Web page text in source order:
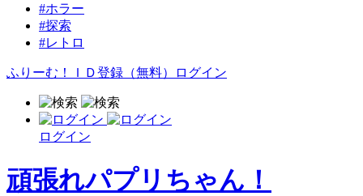
#ホラー
#探索
#レトロ
ふりーむ！ＩＤ登録（無料） ログイン
ログイン
頑張れパプリちゃん！